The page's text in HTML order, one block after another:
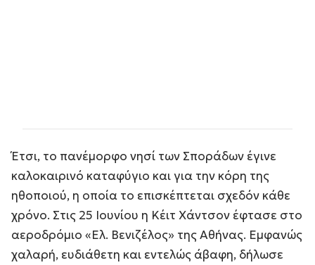
Έτσι, το πανέμορφο νησί των Σποράδων έγινε
καλοκαιρινό καταφύγιο και για την κόρη της
ηθοποιού, η οποία το επισκέπτεται σχεδόν κάθε
χρόνο. Στις 25 Ιουνίου η Κέιτ Χάντσον έφτασε στο
αεροδρόμιο «Ελ. Βενιζέλος» της Αθήνας. Εμφανώς
χαλαρή, ευδιάθετη και εντελώς άβαφη, δήλωσε